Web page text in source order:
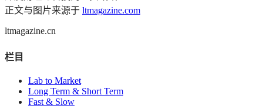
正文与图片来源于 ltmagazine.com
ltmagazine.cn
栏目
Lab to Market
Long Term & Short Term
Fast & Slow